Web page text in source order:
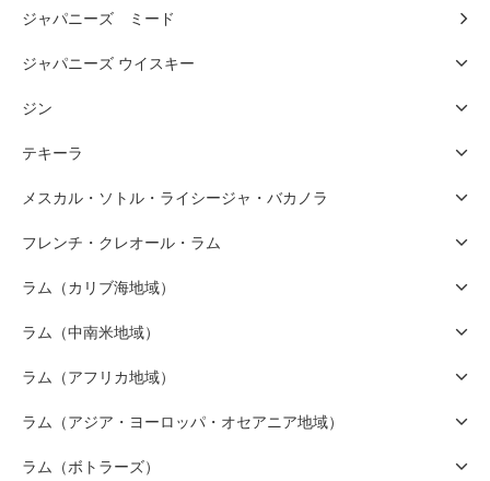
ジャパニーズ ミード
ジャパニーズ ウイスキー
ジン
テキーラ
メスカル・ソトル・ライシージャ・バカノラ
フレンチ・クレオール・ラム
ラム（カリブ海地域）
ラム（中南米地域）
ラム（アフリカ地域）
ラム（アジア・ヨーロッパ・オセアニア地域）
ラム（ボトラーズ）